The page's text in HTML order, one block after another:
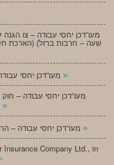
»
»
»
Insurance Company Ltd., in